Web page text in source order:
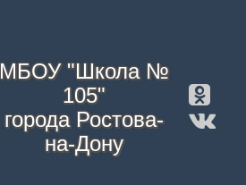
МБОУ "Школа №
105"
города Ростова-
на-Дону